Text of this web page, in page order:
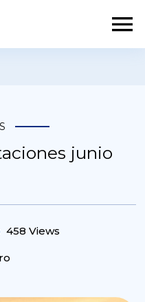
junio
458 Views